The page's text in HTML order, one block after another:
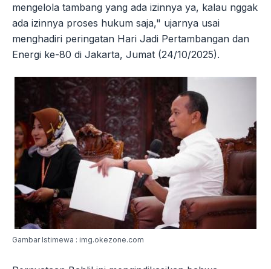
mengelola tambang yang ada izinnya ya, kalau nggak
ada izinnya proses hukum saja," ujarnya usai
menghadiri peringatan Hari Jadi Pertambangan dan
Energi ke-80 di Jakarta, Jumat (24/10/2025).
Gambar Istimewa : img.okezone.com